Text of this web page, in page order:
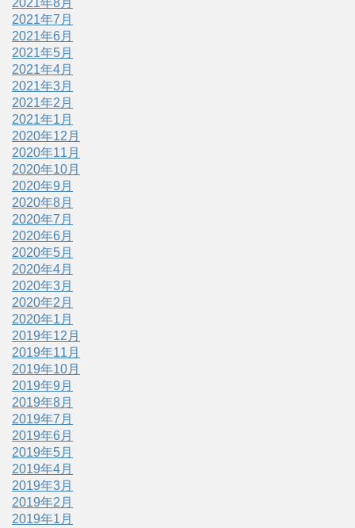
2021年8月
2021年7月
2021年6月
2021年5月
2021年4月
2021年3月
2021年2月
2021年1月
2020年12月
2020年11月
2020年10月
2020年9月
2020年8月
2020年7月
2020年6月
2020年5月
2020年4月
2020年3月
2020年2月
2020年1月
2019年12月
2019年11月
2019年10月
2019年9月
2019年8月
2019年7月
2019年6月
2019年5月
2019年4月
2019年3月
2019年2月
2019年1月